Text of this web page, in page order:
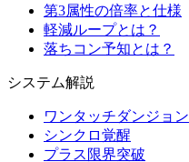
第3属性の倍率と仕様
軽減ループとは？
落ちコン予知とは？
システム解説
ワンタッチダンジョン
シンクロ覚醒
プラス限界突破